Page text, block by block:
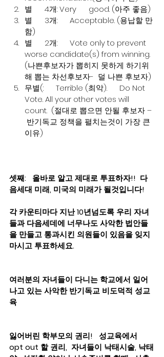
별      4개: Very      good. (아주 좋음)
별      3개:      Acceptable. (용납할 만
함)
별      2개:      Vote only to prevent
worse candidate(s) from winning.
(나쁜후보자가 뽑히지 못하게 하기위
해 뽑는 차선후보자-  덜 나쁜 후보자)
무별(:      Terrible (최악).      Do Not
Vote. All your other votes will
count.  (절대로 뽑으면 안될 후보자 –
반기독교 정책을 펼치는것이 가장 큰
이유)
셋째:   올바로 알고 제대로 투표하자!!  다
음세대 미래, 미국의 미래가 될것입니다!
각 카운티마다 지난 10년넘도록 우리 자녀
들과 다음세데에 너무나도 사악한 법안들
을 만들고 통과시킨 의원들이 있음을 잊지
마시고 투표하세요.
여러분의 자녀들이 다니는 학교에서 일어
나고 있는 사악한 반기독교 비도덕적 성교
육
잃어버린 학부모의 권리!   성교육에서
opt out 할 권리,  자녀들이 낙태시술, 낙태